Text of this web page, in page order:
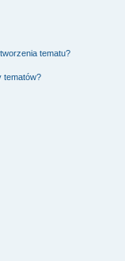
tematu?
tematów?